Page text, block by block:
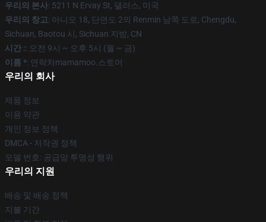
우리의 본사: 5211 N Ervay St, 댈러스, 미국
우리의 창고: 아니오 18, 단면도 2의 Renmin 남쪽 도로, Chengdu,
Sichuan, Baotou 시, Sichuan 지방, CN
시간 :: 오전 9시 ~ 오후 5시 (월 ~ 금)
이름 *: 연락처mamamoo.스토어
우리의 회사
제품 정보
이용 약관
개인 정보 정책
DMCA - 저작권 정책
모델 번호: 공급망 투명성 행위
우리의 지원
배송 및 배송 정책
지불 기간